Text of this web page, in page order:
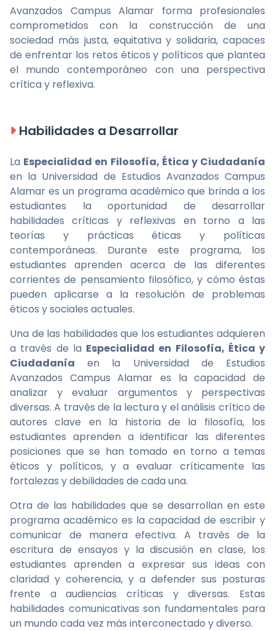
Avanzados Campus Alamar forma profesionales
comprometidos con la construcción de una
sociedad más justa, equitativa y solidaria, capaces
de enfrentar los retos éticos y políticos que plantea
el mundo contemporáneo con una perspectiva
crítica y reflexiva.
Habilidades a Desarrollar
La Especialidad en Filosofía, Ética y Ciudadanía
en la Universidad de Estudios Avanzados Campus
Alamar es un programa académico que brinda a los
estudiantes la oportunidad de desarrollar
habilidades críticas y reflexivas en torno a las
teorías y prácticas éticas y políticas
contemporáneas. Durante este programa, los
estudiantes aprenden acerca de las diferentes
corrientes de pensamiento filosófico, y cómo éstas
pueden aplicarse a la resolución de problemas
éticos y sociales actuales.
Una de las habilidades que los estudiantes adquieren
a través de la Especialidad en Filosofía, Ética y
Ciudadanía en la Universidad de Estudios
Avanzados Campus Alamar es la capacidad de
analizar y evaluar argumentos y perspectivas
diversas. A través de la lectura y el análisis crítico de
autores clave en la historia de la filosofía, los
estudiantes aprenden a identificar las diferentes
posiciones que se han tomado en torno a temas
éticos y políticos, y a evaluar críticamente las
fortalezas y debilidades de cada una.
Otra de las habilidades que se desarrollan en este
programa académico es la capacidad de escribir y
comunicar de manera efectiva. A través de la
escritura de ensayos y la discusión en clase, los
estudiantes aprenden a expresar sus ideas con
claridad y coherencia, y a defender sus posturas
frente a audiencias críticas y diversas. Estas
habilidades comunicativas son fundamentales para
un mundo cada vez más interconectado y diverso.